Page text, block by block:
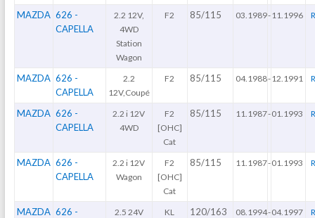
MAZDA 626 -
CAPELLA
2.2 12V,
4WD
Station
Wagon
F2 85/115 03.1989-11.1996
MAZDA 626 -
CAPELLA
2.2
12V,Coupé
F2 85/115 04.1988-12.1991
MAZDA 626 -
CAPELLA
2.2 i 12V
4WD
F2
[OHC]
Cat
85/115 11.1987-01.1993
MAZDA 626 -
CAPELLA
2.2 i 12V
Wagon
F2
[OHC]
Cat
85/115 11.1987-01.1993
MAZDA 626 -
2.5 24V
KL 120/163 08.1994-04.1997